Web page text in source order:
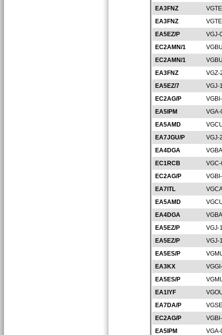
EA3FNZ
EA3FNZ
EA5EZ/P
VGJ-
EC2AMN/1
EC2AMN/1
EA3FNZ
VGZ-
EA5EZ/7
VGJ-
EC2AG/P
EA5IPM
EA5AMD
EA7JGU/P
VGJ-
EA4DGA
EC1RCB
EC2AG/P
EA7ITL
EA5AMD
EA4DGA
EA5EZ/P
VGJ-
EA5EZ/P
VGJ-
EA5ES/P
EA3KX
EA5ES/P
EA1IYF
EA7DA/P
EC2AG/P
EA5IPM